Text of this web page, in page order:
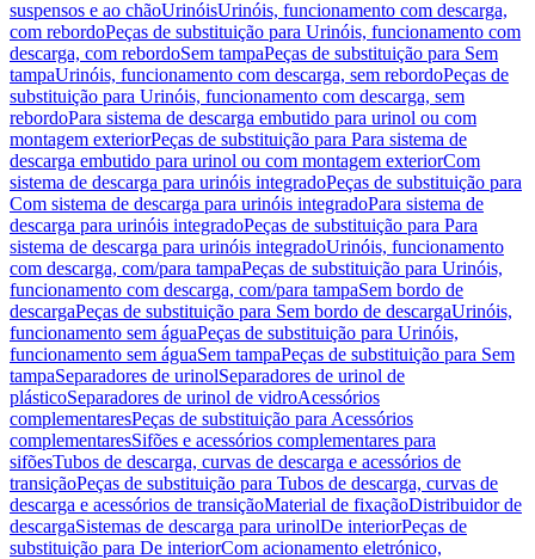
suspensos e ao chãoUrinóisUrinóis, funcionamento com descarga,
com rebordoPeças de substituição para Urinóis, funcionamento com
descarga, com rebordoSem tampaPeças de substituição para Sem
tampaUrinóis, funcionamento com descarga, sem rebordoPeças de
substituição para Urinóis, funcionamento com descarga, sem
rebordoPara sistema de descarga embutido para urinol ou com
montagem exteriorPeças de substituição para Para sistema de
descarga embutido para urinol ou com montagem exteriorCom
sistema de descarga para urinóis integradoPeças de substituição para
Com sistema de descarga para urinóis integradoPara sistema de
descarga para urinóis integradoPeças de substituição para Para
sistema de descarga para urinóis integradoUrinóis, funcionamento
com descarga, com/para tampaPeças de substituição para Urinóis,
funcionamento com descarga, com/para tampaSem bordo de
descargaPeças de substituição para Sem bordo de descargaUrinóis,
funcionamento sem águaPeças de substituição para Urinóis,
funcionamento sem águaSem tampaPeças de substituição para Sem
tampaSeparadores de urinolSeparadores de urinol de
plásticoSeparadores de urinol de vidroAcessórios
complementaresPeças de substituição para Acessórios
complementaresSifões e acessórios complementares para
sifõesTubos de descarga, curvas de descarga e acessórios de
transiçãoPeças de substituição para Tubos de descarga, curvas de
descarga e acessórios de transiçãoMaterial de fixaçãoDistribuidor de
descargaSistemas de descarga para urinolDe interiorPeças de
substituição para De interiorCom acionamento eletrónico,